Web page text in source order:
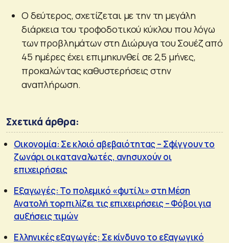
Ο δεύτερος, σχετίζεται με την τη μεγάλη
διάρκεια του τροφοδοτικού κύκλου που λόγω
των προβλημάτων στη Διώρυγα του Σουέζ από
45 ημέρες έχει επιμηκυνθεί σε 2,5 μήνες,
προκαλώντας καθυστερήσεις στην
αναπλήρωση.
Σχετικά άρθρα:
Οικονομία: Σε κλοιό αβεβαιότητας – Σφίγγουν το
ζωνάρι οι καταναλωτές, ανησυχούν οι
επιχειρήσεις
Εξαγωγές: To πολεμικό «φυτίλι» στη Μέση
Ανατολή τορπιλίζει τις επιχειρήσεις – Φόβοι για
αυξήσεις τιμών
Ελληνικές εξαγωγές: Σε κίνδυνο το εξαγωγικό